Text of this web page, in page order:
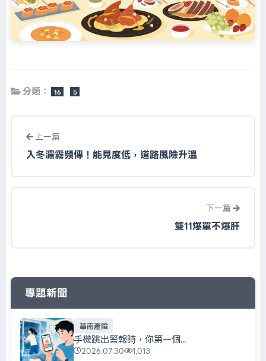
分類： 16 5
上一篇
入冬濃霧頻傳！能見度低，道路風險升溫
下一篇
雙11爆單不爆肝
專題新聞
華南產險
手機跳出警報時，你第一個...
2026.07.30 1,013